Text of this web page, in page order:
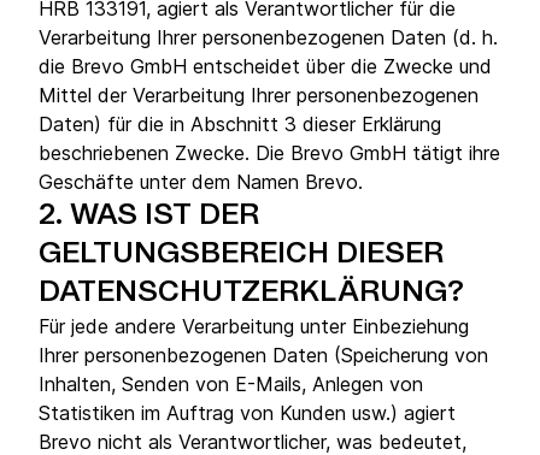
HRB 133191, agiert als Verantwortlicher für die
Verarbeitung Ihrer personenbezogenen Daten (d. h.
die Brevo GmbH entscheidet über die Zwecke und
Mittel der Verarbeitung Ihrer personenbezogenen
Daten) für die in Abschnitt 3 dieser Erklärung
beschriebenen Zwecke. Die Brevo GmbH tätigt ihre
Geschäfte unter dem Namen Brevo.
2. WAS IST DER
GELTUNGSBEREICH DIESER
DATENSCHUTZERKLÄRUNG?
Für jede andere Verarbeitung unter Einbeziehung
Ihrer personenbezogenen Daten (Speicherung von
Inhalten, Senden von E-Mails, Anlegen von
Statistiken im Auftrag von Kunden usw.) agiert
Brevo nicht als Verantwortlicher, was bedeutet,